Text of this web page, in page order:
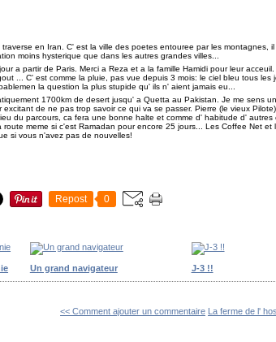
en Iran. C' est la ville des poetes entouree par les montagnes,
moins hysterique que dans les autres grandes villes...
a partir de Paris. Merci a Reza et a la famille Hamidi pour leur
... C' est comme la pluie, pas vue depuis 3 mois: le ciel bleu tous
la question la plus stupide qu' ils n' aient jamais eu...
1700km de desert jusqu' a Quetta au Pakistan. Je me sens
de ne pas trop savoir ce qui va se passer. Pierre (le vieux
du parcours, ca fera une bonne halte et comme d' habitude d'
route meme si c'est Ramadan pour encore 25 jours... Les Coffee Net
si vous n'avez pas de nouvelles!
Repost 0
Un grand navigateur J-3 !!
<< Comment ajouter un commentaire La ferme de l'